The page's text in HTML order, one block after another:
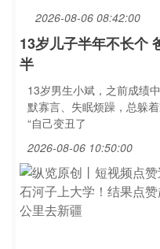
2026-08-06 08:42:00
13岁儿子半年不长个
半
13岁男生小斌，之前成绩
默寡言、失眠烦躁，总躲
“自己变丑了
2026-08-06 10:50:00